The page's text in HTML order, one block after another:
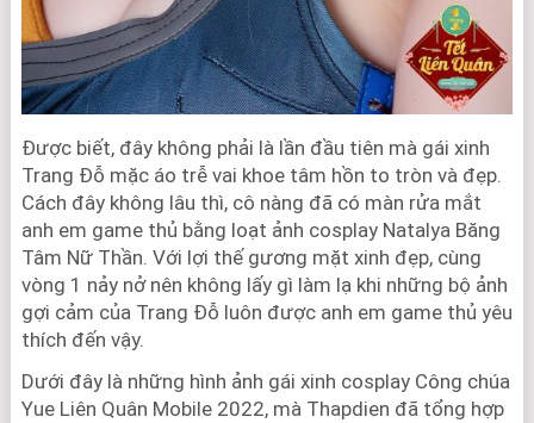
Được biết, đây không phải là lần đầu tiên mà gái xinh
Trang Đỗ mặc áo trễ vai khoe tâm hồn to tròn và đẹp.
Cách đây không lâu thì, cô nàng đã có màn rửa mắt
anh em game thủ bằng loạt ảnh cosplay Natalya Băng
Tâm Nữ Thần. Với lợi thế gương mặt xinh đẹp, cùng
vòng 1 nảy nở nên không lấy gì làm lạ khi những bộ ảnh
gợi cảm của Trang Đỗ luôn được anh em game thủ yêu
thích đến vậy.
Dưới đây là những hình ảnh gái xinh cosplay Công chúa
Yue Liên Quân Mobile 2022, mà Thapdien đã tổng hợp